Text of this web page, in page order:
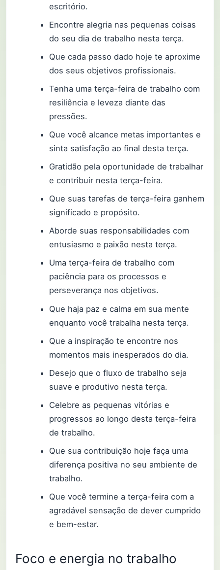
escritório.
Encontre alegria nas pequenas coisas
do seu dia de trabalho nesta terça.
Que cada passo dado hoje te aproxime
dos seus objetivos profissionais.
Tenha uma terça-feira de trabalho com
resiliência e leveza diante das
pressões.
Que você alcance metas importantes e
sinta satisfação ao final desta terça.
Gratidão pela oportunidade de trabalhar
e contribuir nesta terça-feira.
Que suas tarefas de terça-feira ganhem
significado e propósito.
Aborde suas responsabilidades com
entusiasmo e paixão nesta terça.
Uma terça-feira de trabalho com
paciência para os processos e
perseverança nos objetivos.
Que haja paz e calma em sua mente
enquanto você trabalha nesta terça.
Que a inspiração te encontre nos
momentos mais inesperados do dia.
Desejo que o fluxo de trabalho seja
suave e produtivo nesta terça.
Celebre as pequenas vitórias e
progressos ao longo desta terça-feira
de trabalho.
Que sua contribuição hoje faça uma
diferença positiva no seu ambiente de
trabalho.
Que você termine a terça-feira com a
agradável sensação de dever cumprido
e bem-estar.
Foco e energia no trabalho